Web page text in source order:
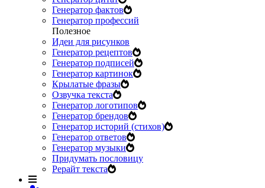
Генератор фактов
Генератор профессий
Полезное
Идеи для рисунков
Генератор рецептов
Генератор подписей
Генератор картинок
Крылатые фразы
Озвучка текста
Генератор логотипов
Генератор брендов
Генератор историй (стихов)
Генератор ответов
Генератор музыки
Придумать пословицу
Рерайт текста